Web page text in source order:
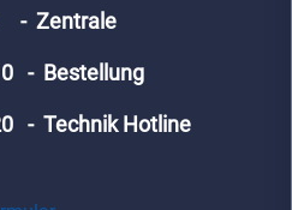
- Zentrale
- Bestellung
- Technik Hotline